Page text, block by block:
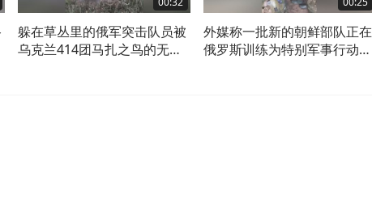
躲在草丛里的俄军突击队员被
乌克兰414团马扎之鸟的无人
外媒称一批新的朝鲜部队正在
俄罗斯训练为特别军事行动做